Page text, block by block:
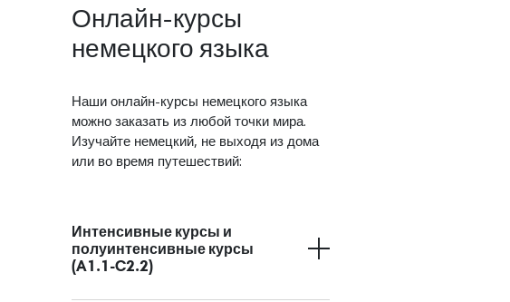
Онлайн-курсы
немецкого языка
Наши онлайн-курсы немецкого языка
можно заказать из любой точки мира.
Изучайте немецкий, не выходя из дома
или во время путешествий:
Интенсивные курсы и
полуинтенсивные курсы
(A1.1-C2.2)